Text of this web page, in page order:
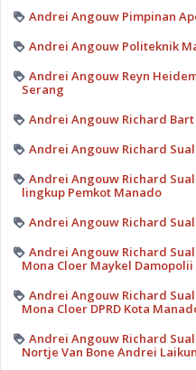
Andrei Angouw Pimpinan
Andrei Angouw Politeknik
Andrei Angouw Reyn
Serang
Andrei Angouw Richard Bart
Andrei Angouw Richard
Andrei Angouw Richard
lingkup Pemkot Manado
Andrei Angouw Richard
Andrei Angouw Richard
Mona Cloer Maykel Damopolii
Andrei Angouw Richard
Mona Cloer DPRD Kota
Andrei Angouw Richard
Nortje Van Bone Andrei Laikun